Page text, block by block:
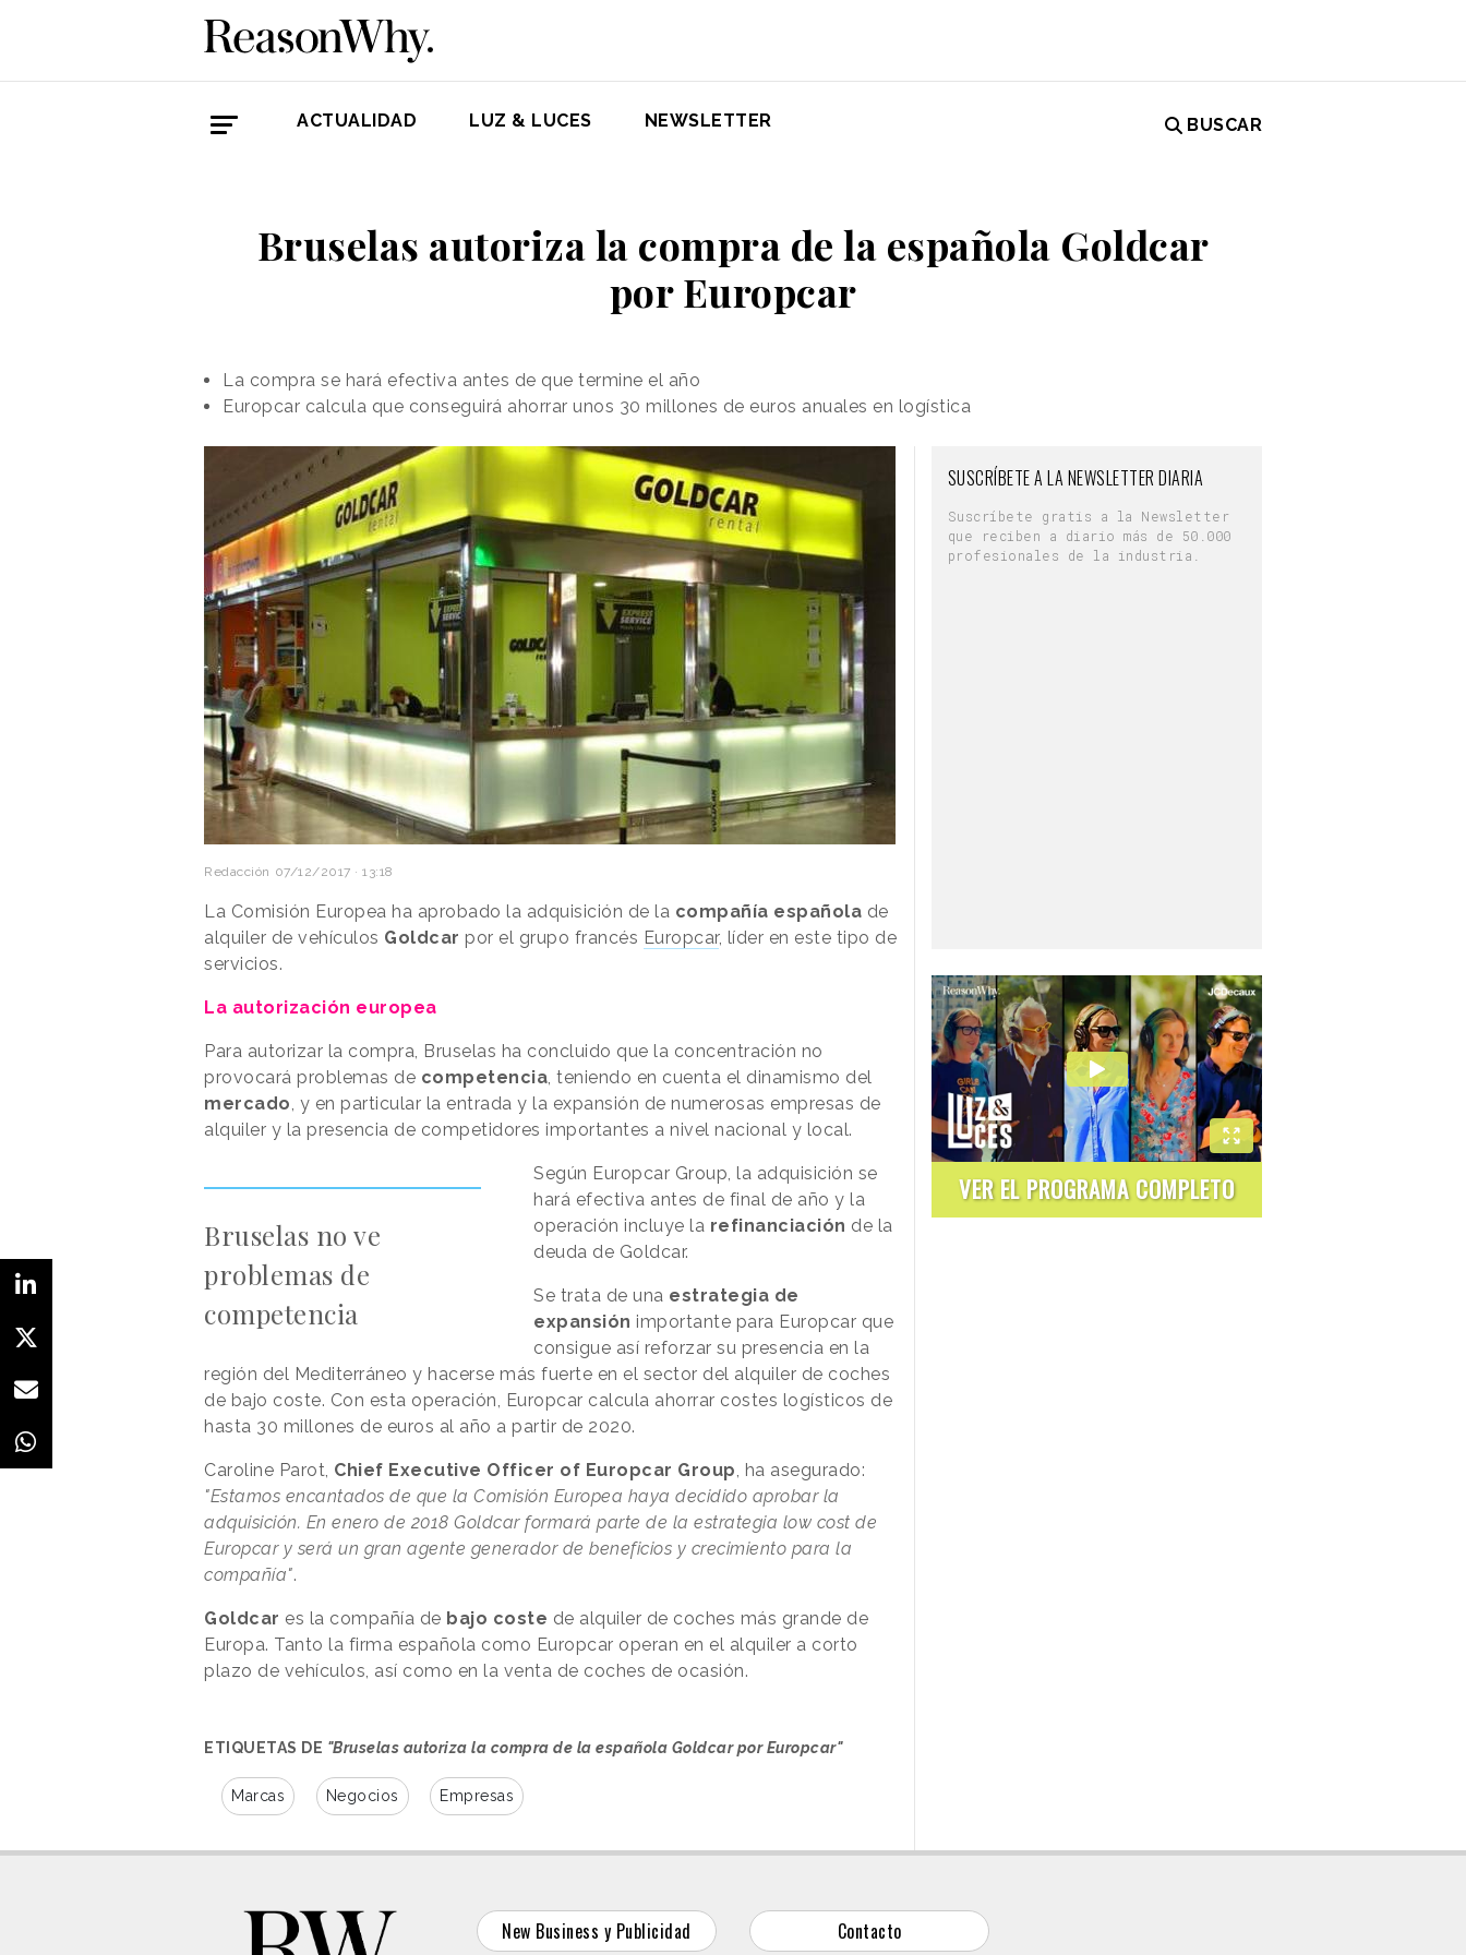
ACTUALIDAD LUZ & LUCES NEWSLETTER BUSCAR
Bruselas autoriza la compra de la española Goldcar
por Europcar
La compra se hará efectiva antes de que termine el año
Europcar calcula que conseguirá ahorrar unos 30 millones de euros anuales en logística
Redacción 07/12/2017 · 13:18
La Comisión Europea ha aprobado la adquisición de la compañía española de
alquiler de vehículos Goldcar por el grupo francés Europcar, líder en este tipo de
servicios.
La autorización europea
Para autorizar la compra, Bruselas ha concluido que la concentración no
provocará problemas de competencia , teniendo en cuenta el dinamismo del
mercado , y en particular la entrada y la expansión de numerosas empresas de
alquiler y la presencia de competidores importantes a nivel nacional y local.
Bruselas no ve
problemas de
competencia
Según Europcar Group, la adquisición se
hará efectiva antes de final de año y la
operación incluye la refinanciación de la
deuda de Goldcar.
Se trata de una estrategia de
expansión importante para Europcar que
consigue así reforzar su presencia en la
región del Mediterráneo y hacerse más fuerte en el sector del alquiler de coches
de bajo coste. Con esta operación, Europcar calcula ahorrar costes logísticos de
hasta 30 millones de euros al año a partir de 2020.
Caroline Parot, Chief Executive Officer of Europcar Group , ha asegurado:
"Estamos encantados de que la Comisión Europea haya decidido aprobar la
adquisición. En enero de 2018 Goldcar formará parte de la estrategia low cost de
Europcar y será un gran agente generador de beneficios y crecimiento para la
compañía".
Goldcar es la compañía de bajo coste de alquiler de coches más grande de
Europa. Tanto la firma española como Europcar operan en el alquiler a corto
plazo de vehículos, así como en la venta de coches de ocasión.
ETIQUETAS DE "Bruselas autoriza la compra de la española Goldcar por Europcar"
Marcas Negocios Empresas
SUSCRÍBETE A LA NEWSLETTER DIARIA
Suscríbete gratis a la Newsletter
que reciben a diario más de 50.000
profesionales de la industria.
VER EL PROGRAMA COMPLETO
New Business y Publicidad Contacto